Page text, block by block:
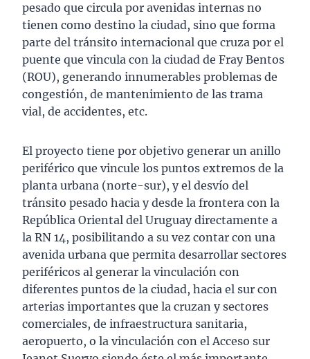
pesado que circula por avenidas internas no
tienen como destino la ciudad, sino que forma
parte del tránsito internacional que cruza por el
puente que vincula con la ciudad de Fray Bentos
(ROU), generando innumerables problemas de
congestión, de mantenimiento de las trama
vial, de accidentes, etc.
El proyecto tiene por objetivo generar un anillo
periférico que vincule los puntos extremos de la
planta urbana (norte-sur), y el desvío del
tránsito pesado hacia y desde la frontera con la
República Oriental del Uruguay directamente a
la RN 14, posibilitando a su vez contar con una
avenida urbana que permita desarrollar sectores
periféricos al generar la vinculación con
diferentes puntos de la ciudad, hacia el sur con
arterias importantes que la cruzan y sectores
comerciales, de infraestructura sanitaria,
aeropuerto, o la vinculación con el Acceso sur